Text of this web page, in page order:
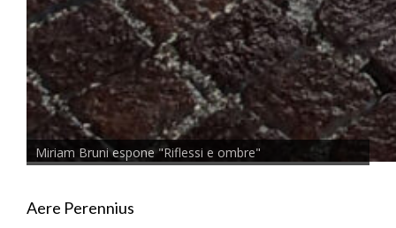
Miriam Bruni espone "Riflessi e ombre"
Aere Perennius